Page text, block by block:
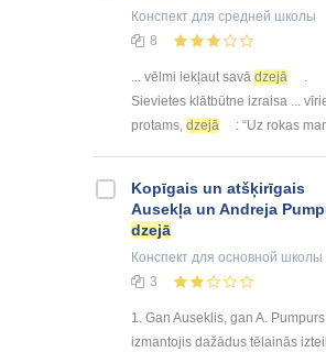
Конспект для средней школы
8
... vēlmi iekļaut savā dzejā
.
Sievietes klātbūtne izraisa ...
protams, dzejā : “Uz rokas
Kopīgais un atšķirīgais
Ausekļa un Andreja
dzejā
Конспект для основной школы
3
1. Gan Auseklis, gan A. Pumpurs
izmantojis dažādus tēlainās